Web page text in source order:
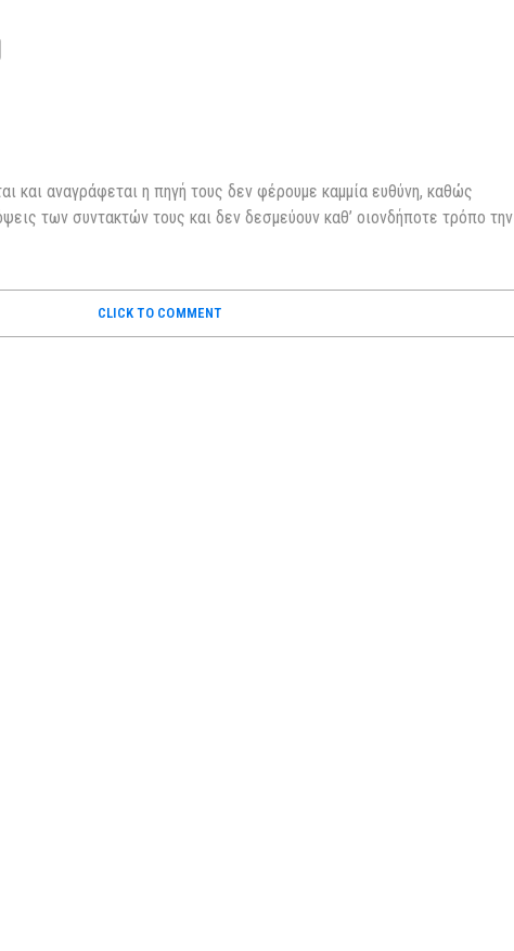
και αναγράφεται η πηγή τους δεν φέρουμε καμμία ευθύνη, καθώς
των συντακτών τους και δεν δεσμεύουν καθ’ οιονδήποτε τρόπο την
CLICK TO COMMENT